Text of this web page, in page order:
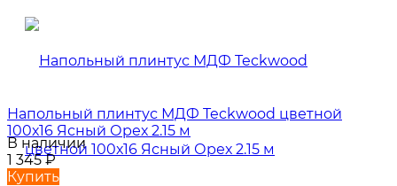
Напольный плинтус МДФ Teckwood цветной
100х16 Ясный Орех 2.15 м
В наличии
1 345₽
Купить